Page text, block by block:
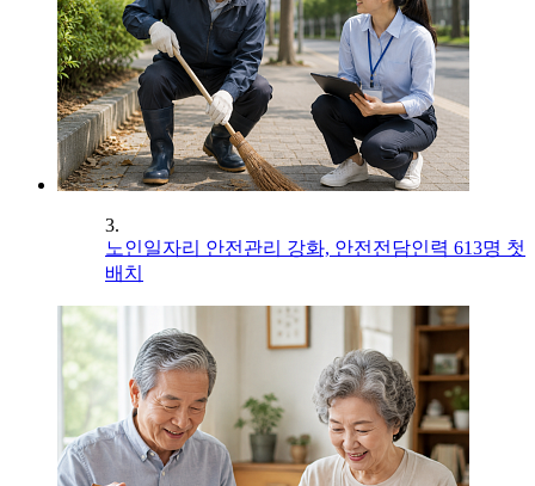
3.
노인일자리 안전관리 강화, 안전전담인력 613명 첫
배치